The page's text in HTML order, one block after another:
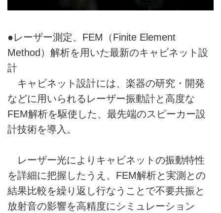
●レーザー測定、FEM（Finite Element
Method）解析を用いた最新のキャビネット設
計
キャビネット設計には、楽器の研究・開発
などに用いられるレーザー振動計と高度な
FEM解析を駆使した、最先端のスピーカー設
計技術を導入。
レーザー光によりキャビネットの振動特性
を詳細に把握したうえ、FEM解析と実測との
結果比較を繰り返し行なうことで不要共振と
放射音の影響を高精度にシミュレーション